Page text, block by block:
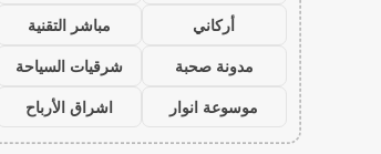
أركاني
مباشر التقنية
مدونة صحبة
شرقيات السياحة
موسوعة انوار
اشراق الأرباح